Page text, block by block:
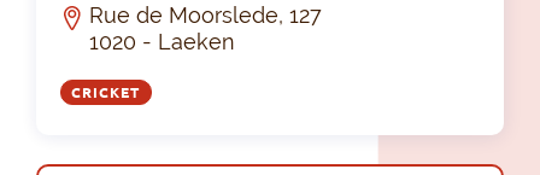
Rue de Moorslede, 127
1020 - Laeken
CRICKET